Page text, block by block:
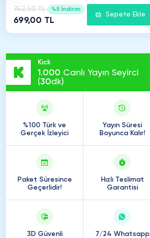
742,50 TL %5 İndirim
699,00 TL
Sepete Ekle
Kick
1 .000 Canlı Yayın Seyirci
(30dk)
%100 Türk ve
Gerçek İzleyici
Yayın Süresi
Boyunca Kalır!
Paket Süresince
Geçerlidir!
Hızlı Teslimat
Garantisi
3D Güvenli
7/24 Whatsapp